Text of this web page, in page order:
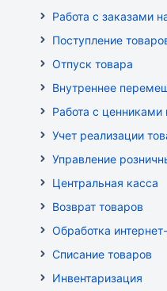
Работа с заказами
Поступление
Отпуск товара
Внутреннее
Работа с ценниками
Учет реализации
Управление
Центральная касса
Возврат товаров
Обработка интернет-
Списание товаров
Инвентаризация